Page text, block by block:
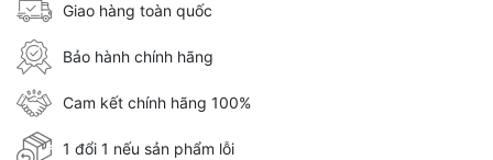
Giao hàng toàn quốc
Bảo hành chính hãng
Cam kết chính hãng 100%
1 đổi 1 nếu sản phẩm lỗi